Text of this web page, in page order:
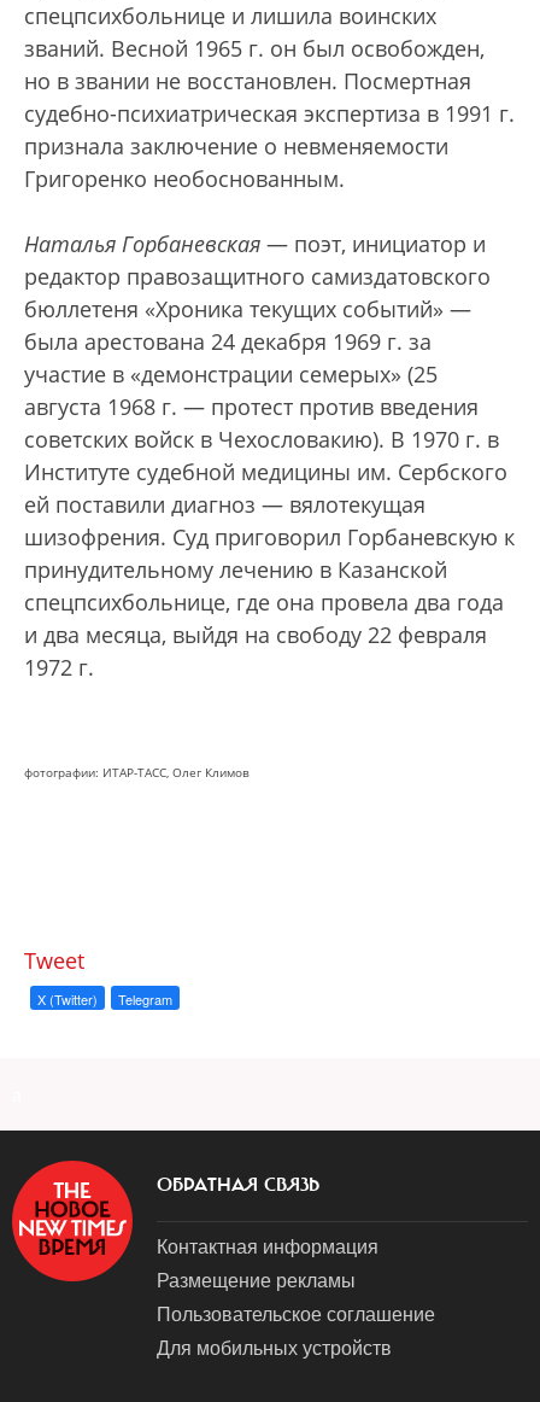
спецпсихбольнице и лишила воинских
званий. Весной 1965 г. он был освобожден,
но в звании не восстановлен. Посмертная
судебно-психиатрическая экспертиза в 1991 г.
признала заключение о невменяемости
Григоренко необоснованным.
Наталья Горбаневская — поэт, инициатор и
редактор правозащитного самиздатовского
бюллетеня «Хроника текущих событий» —
была арестована 24 декабря 1969 г. за
участие в «демонстрации семерых» (25
августа 1968 г. — протест против введения
советских войск в Чехословакию). В 1970 г. в
Институте судебной медицины им. Сербского
ей поставили диагноз — вялотекущая
шизофрения. Суд приговорил Горбаневскую к
принудительному лечению в Казанской
спецпсихбольнице, где она провела два года
и два месяца, выйдя на свободу 22 февраля
1972 г.
фотографии: ИТАР-ТАСС, Олег Климов
Tweet
X (Twitter) Telegram
ОБРАТНАЯ СВЯЗЬ
Контактная информация
Размещение рекламы
Пользовательское соглашение
Для мобильных устройств